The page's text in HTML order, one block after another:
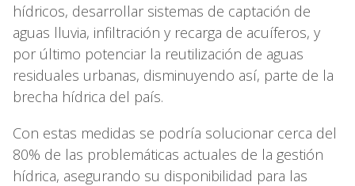
hídricos, desarrollar sistemas de captación de
aguas lluvia, infiltración y recarga de acuíferos, y
por último potenciar la reutilización de aguas
residuales urbanas, disminuyendo así, parte de la
brecha hídrica del país.
Con estas medidas se podría solucionar cerca del
80% de las problemáticas actuales de la gestión
hídrica, asegurando su disponibilidad para las